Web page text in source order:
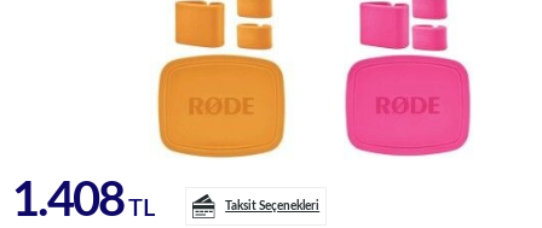
1.408TL Taksit Seçenekleri